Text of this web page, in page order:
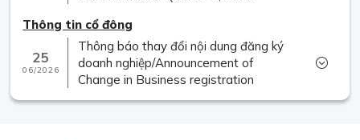
Thông tin cổ đông
25
06/2026
Thông báo thay đổi nội dung đăng ký
doanh nghiệp/Announcement of
Change in Business registration